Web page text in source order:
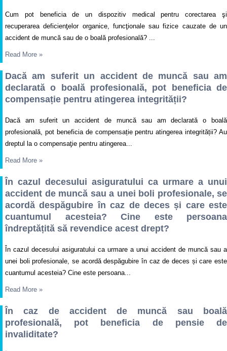
Cum pot beneficia de un dispozitiv medical pentru corectarea şi
recuperarea deficienţelor organice, funcţionale sau fizice cauzate de un
accident de muncă sau de o boală profesională? ...
Read More »
Dacă am suferit un accident de muncă sau am
declarată o boală profesională, pot beneficia de
compensație pentru atingerea integrității?
Dacă am suferit un accident de muncă sau am declarată o boală
profesională, pot beneficia de compensație pentru atingerea integrității? Au
dreptul la o compensaţie pentru atingerea...
Read More »
În cazul decesului asiguratului ca urmare a unui
accident de muncă sau a unei boli profesionale, se
acordă despăgubire în caz de deces și care este
cuantumul acesteia? Cine este persoana
îndreptățită să revendice acest drept?
În cazul decesului asiguratului ca urmare a unui accident de muncă sau a
unei boli profesionale, se acordă despăgubire în caz de deces și care este
cuantumul acesteia? Cine este persoana...
Read More »
În caz de accident de muncă sau boală
profesională, pot beneficia de pensie de
invaliditate?